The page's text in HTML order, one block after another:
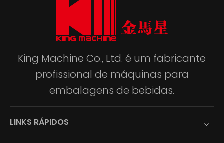
King Machine Co., Ltd. é um fabricante
profissional de máquinas para
embalagens de bebidas.
LINKS RÁPIDOS